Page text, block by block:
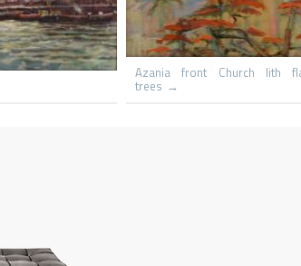
Capri St Michaels